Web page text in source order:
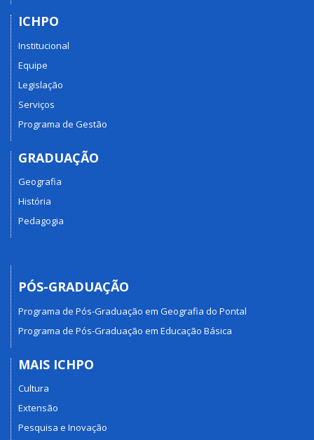
ICHPO
Institucional
Equipe
Legislação
Serviços
Programa de Gestão
GRADUAÇÃO
Geografia
História
Pedagogia
PÓS-GRADUAÇÃO
Programa de Pós-Graduação em Geografia do Pontal
Programa de Pós-Graduação em Educação Básica
MAIS ICHPO
Cultura
Extensão
Pesquisa e Inovação